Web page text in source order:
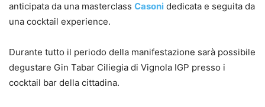
anticipata da una masterclass Casoni dedicata e seguita da
una cocktail experience.
Durante tutto il periodo della manifestazione sarà possibile
degustare Gin Tabar Ciliegia di Vignola IGP presso i
cocktail bar della cittadina.